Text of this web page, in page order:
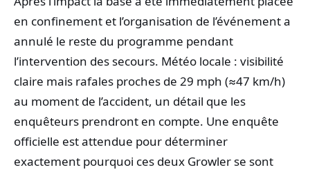
en confinement et l’organisation de l’événement a
annulé le reste du programme pendant
l’intervention des secours. Météo locale : visibilité
claire mais rafales proches de 29 mph (≈47 km/h)
au moment de l’accident, un détail que les
enquêteurs prendront en compte. Une enquête
officielle est attendue pour déterminer
exactement pourquoi ces deux Growler se sont